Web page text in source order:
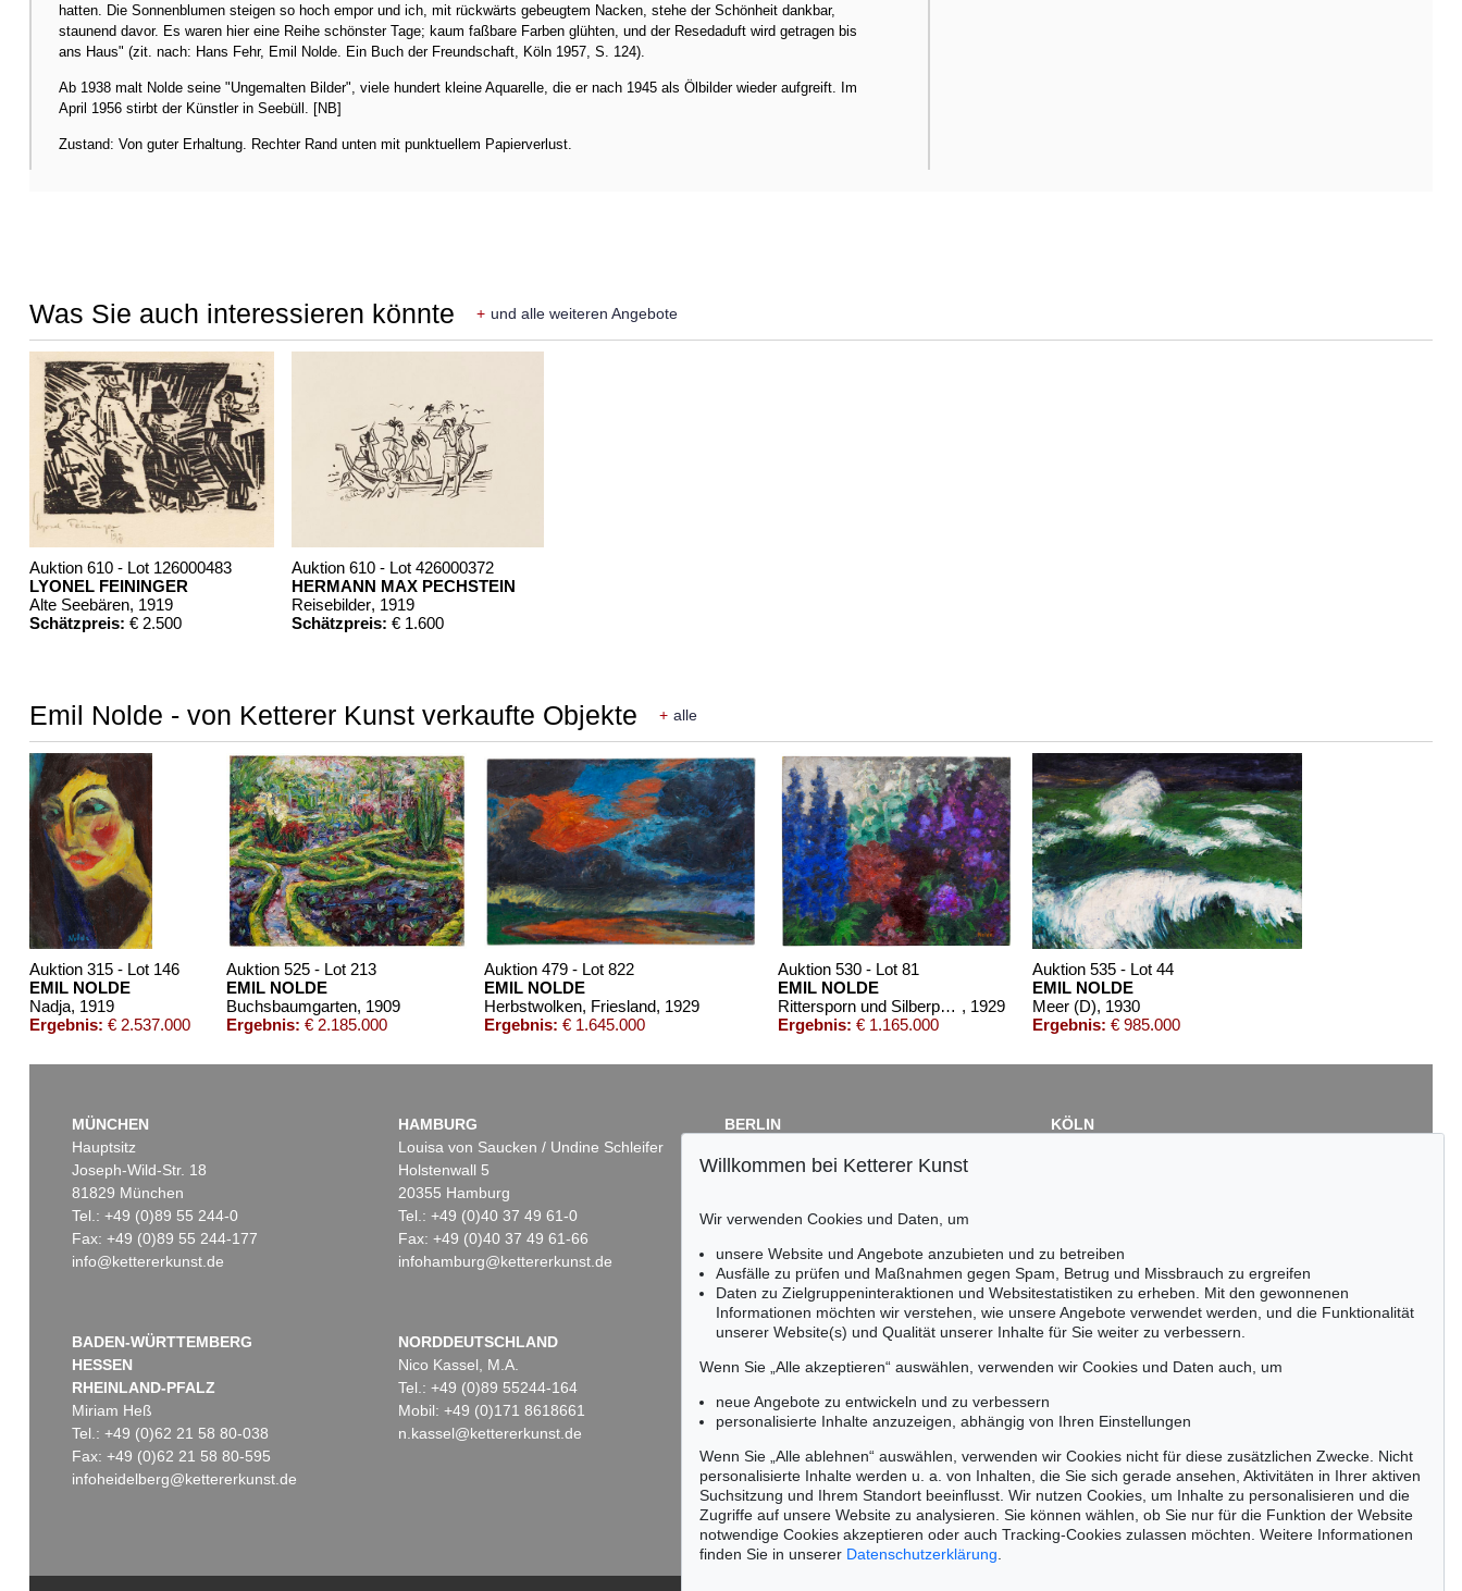
hatten. Die Sonnenblumen steigen so hoch empor und ich, mit rückwärts gebeugtem Nacken, stehe der Schönheit dankbar,
staunend davor. Es waren hier eine Reihe schönster Tage; kaum faßbare Farben glühten, und der Resedaduft wird getragen bis
ans Haus" (zit. nach: Hans Fehr, Emil Nolde. Ein Buch der Freundschaft, Köln 1957, S. 124).
Ab 1938 malt Nolde seine "Ungemalten Bilder", viele hundert kleine Aquarelle, die er nach 1945 als Ölbilder wieder aufgreift. Im
April 1956 stirbt der Künstler in Seebüll. [NB]
Zustand: Von guter Erhaltung. Rechter Rand unten mit punktuellem Papierverlust.
Was Sie auch interessieren könnte + und alle weiteren Angebote
Auktion 610 - Lot 126000483
LYONEL FEININGER
Alte Seebären, 1919
Schätzpreis: € 2.500
Auktion 610 - Lot 426000372
HERMANN MAX PECHSTEIN
Reisebilder, 1919
Schätzpreis: € 1.600
Emil Nolde - von Ketterer Kunst verkaufte Objekte + alle
Auktion 315 - Lot 146
EMIL NOLDE
Nadja, 1919
Ergebnis: € 2.537.000
Auktion 525 - Lot 213
EMIL NOLDE
Buchsbaumgarten, 1909
Ergebnis: € 2.185.000
Auktion 479 - Lot 822
EMIL NOLDE
Herbstwolken, Friesland, 1929
Ergebnis: € 1.645.000
Auktion 530 - Lot 81
EMIL NOLDE
Rittersporn und Silberpappeln , 1929
Ergebnis: € 1.165.000
Auktion 535 - Lot 44
EMIL NOLDE
Meer (D), 1930
Ergebnis: € 985.000
Auktion 560 - Lot 32
Auktion 342 - Lot 233
Auktion 560 - Lot 44
€ 825.500
Auktion 520 - Lot 332
EMIL NOLDE
, 1925
Ergebnis:€ 745.000
Auktion 436 - Lot 226
EMIL NOLDE
, 1935
Ergebnis:€ 721.000
Auktion 525 - Lot 250
EMIL NOLDE
Vogel und Georginen
, 1919
Ergebnis: € 685.000
MÜNCHEN
Hauptsitz
Joseph-Wild-Str. 18
81829 München
Tel.: +49 (0)89 55 244-0
Fax: +49 (0)89 55 244-177
info@kettererkunst.de
HAMBURG
Louisa von Saucken / Undine Schleifer
Holstenwall 5
20355 Hamburg
Tel.: +49 (0)40 37 49 61-0
Fax: +49 (0)40 37 49 61-66
infohamburg@kettererkunst.de
BERLIN
Fasanenstr. 70
Tel.: +49 (0)30 88 67 53-63
infoberlin@kettererkunst.de
KÖLN
BADEN-WÜRTTEMBERG
HESSEN
RHEINLAND-PFALZ
Miriam Heß
Tel.: +49 (0)62 21 58 80-038
Fax: +49 (0)62 21 58 80-595
infoheidelberg@kettererkunst.de
NORDDEUTSCHLAND
Nico Kassel, M.A.
Tel.: +49 (0)89 55244-164
Mobil: +49 (0)171 8618661
n.kassel@kettererkunst.de
Keine Auktion mehr verpassen!
Wir informieren Sie rechtzeitig.
Jetzt zum Newsletter anmelden >
Willkommen bei Ketterer Kunst
Wir verwenden Cookies und Daten, um
unsere Website und Angebote anzubieten und zu betreiben
Ausfälle zu prüfen und Maßnahmen gegen Spam, Betrug und Missbrauch zu ergreifen
Daten zu Zielgruppeninteraktionen und Websitestatistiken zu erheben. Mit den gewonnenen
Informationen möchten wir verstehen, wie unsere Angebote verwendet werden, und die Funktionalität
unserer Website(s) und Qualität unserer Inhalte für Sie weiter zu verbessern.
Wenn Sie „Alle akzeptieren“ auswählen, verwenden wir Cookies und Daten auch, um
neue Angebote zu entwickeln und zu verbessern
personalisierte Inhalte anzuzeigen, abhängig von Ihren Einstellungen
Wenn Sie „Alle ablehnen“ auswählen, verwenden wir Cookies nicht für diese zusätzlichen Zwecke. Nicht
personalisierte Inhalte werden u. a. von Inhalten, die Sie sich gerade ansehen, Aktivitäten in Ihrer aktiven
Suchsitzung und Ihrem Standort beeinflusst. Wir nutzen Cookies, um Inhalte zu personalisieren und die
Zugriffe auf unsere Website zu analysieren. Sie können wählen, ob Sie nur für die Funktion der Website
notwendige Cookies akzeptieren oder auch Tracking-Cookies zulassen möchten. Weitere Informationen
finden Sie in unserer Datenschutzerklärung